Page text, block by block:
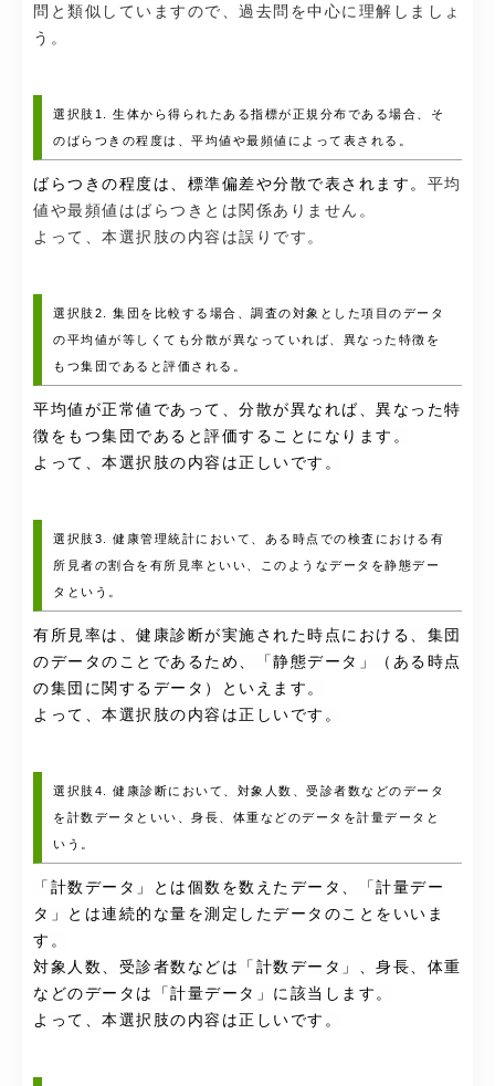
問と類似していますので、過去問を中心に理解しましょ
う。
選択肢1. 生体から得られたある指標が正規分布である場合、そ
のばらつきの程度は、平均値や最頻値によって表される。
ばらつきの程度は、標準偏差や分散で表されます。 平均
値や最頻値はばらつきとは関係ありません。
よって、本選択肢の内容は誤りです。
選択肢2. 集団を比較する場合、調査の対象とした項目のデータ
の平均値が等しくても分散が異なっていれば、異なった特徴を
もつ集団であると評価される。
平均値が正常値であって、分散が異なれば、異なった特
徴をもつ集団であると評価することになります。
よって、本選択肢の内容は正しいです。
選択肢3. 健康管理統計において、ある時点での検査における有
所見者の割合を有所見率といい、このようなデータを静態デー
タという。
有所見率は、健康診断が実施された時点における、集団
のデータのことであるため、「静態データ」（ある時点
の集団に関するデータ）といえます。
よって、本選択肢の内容は正しいです。
選択肢4. 健康診断において、対象人数、受診者数などのデータ
を計数データといい、身長、体重などのデータを計量データと
いう。
「計数データ」とは個数を数えたデータ、「計量デー
タ」とは連続的な量を測定したデータのことをいいま
す。
対象人数、受診者数などは「計数データ」、身長、体重
などのデータは「計量データ」に該当します。
よって、本選択肢の内容は正しいです。